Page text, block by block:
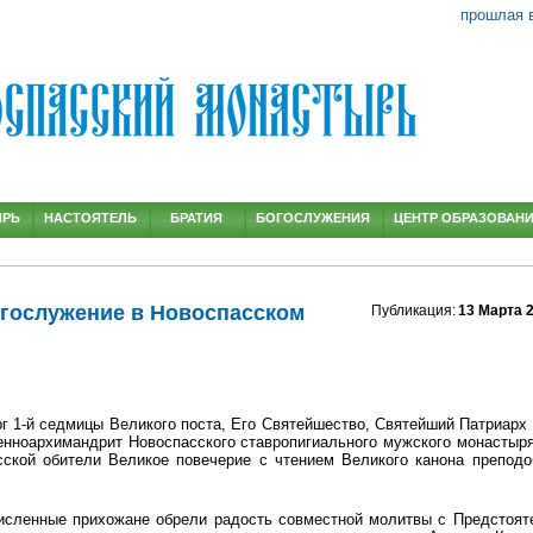
в Новоспасском Публикация:13 Марта
1-й седмицы Великого поста, Его Святейшество, Святейший
Новоспасского ставропигиального мужского
обители Великое повечерие с чтением Великого канона
прихожане обрели радость совместной молитвы с
НАСТОЯТЕЛЬ БРАТИЯ БОГОСЛУЖЕНИЯ ЦЕНТР
прошлая